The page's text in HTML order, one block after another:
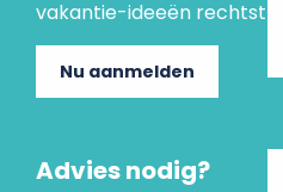
vakantie-ideeën
Nu aanmelden
Advies nodig?